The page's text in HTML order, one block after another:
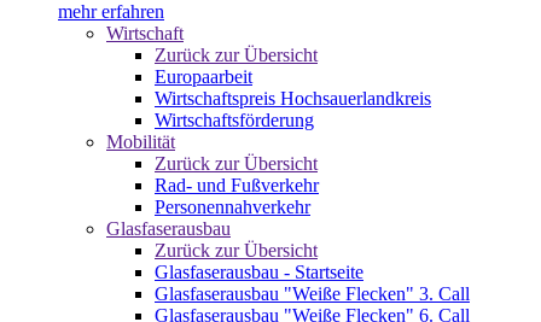
mehr erfahren
Wirtschaft
Zurück zur Übersicht
Europaarbeit
Wirtschaftspreis Hochsauerlandkreis
Wirtschaftsförderung
Mobilität
Zurück zur Übersicht
Rad- und Fußverkehr
Personennahverkehr
Glasfaserausbau
Zurück zur Übersicht
Glasfaserausbau - Startseite
Glasfaserausbau "Weiße Flecken" 3. Call
Glasfaserausbau "Weiße Flecken" 6. Call